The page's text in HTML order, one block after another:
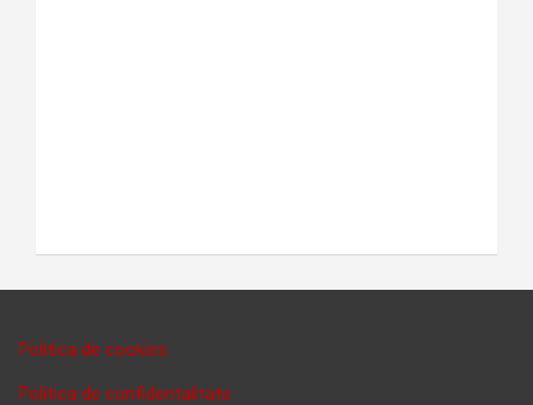
Politica de cookies
Politica de confidentalitate